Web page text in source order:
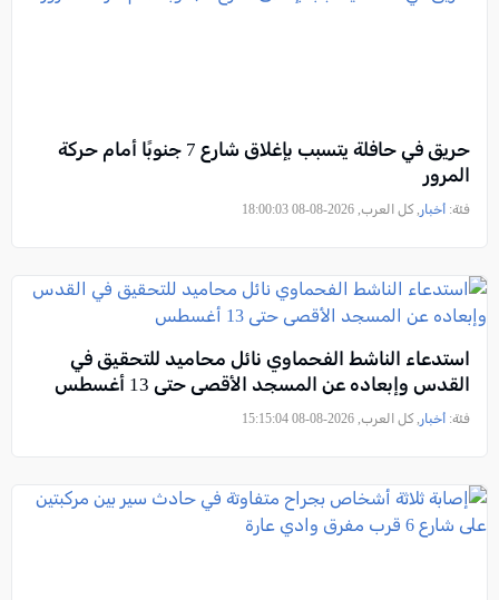
حريق في حافلة يتسبب بإغلاق شارع 7 جنوبًا أمام حركة
المرور
فئة: أخبار , كل العرب, 2026-08-08 18:00:03
استدعاء الناشط الفحماوي نائل محاميد للتحقيق في
القدس وإبعاده عن المسجد الأقصى حتى 13 أغسطس
فئة: أخبار , كل العرب, 2026-08-08 15:15:04